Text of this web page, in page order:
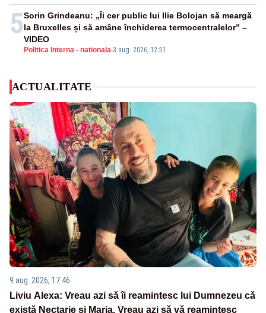
5
Politica Interna - nationala-3 aug. 2026, 12:51
Sorin Grindeanu: „Îi cer public lui Ilie Bolojan să meargă
la Bruxelles și să amâne închiderea termocentralelor” –
VIDEO
ACTUALITATE
9 aug. 2026, 17:46
Liviu Alexa: Vreau azi sǎ îi reamintesc lui Dumnezeu cǎ
existǎ Nectarie şi Maria. Vreau azi sǎ vǎ reamintesc